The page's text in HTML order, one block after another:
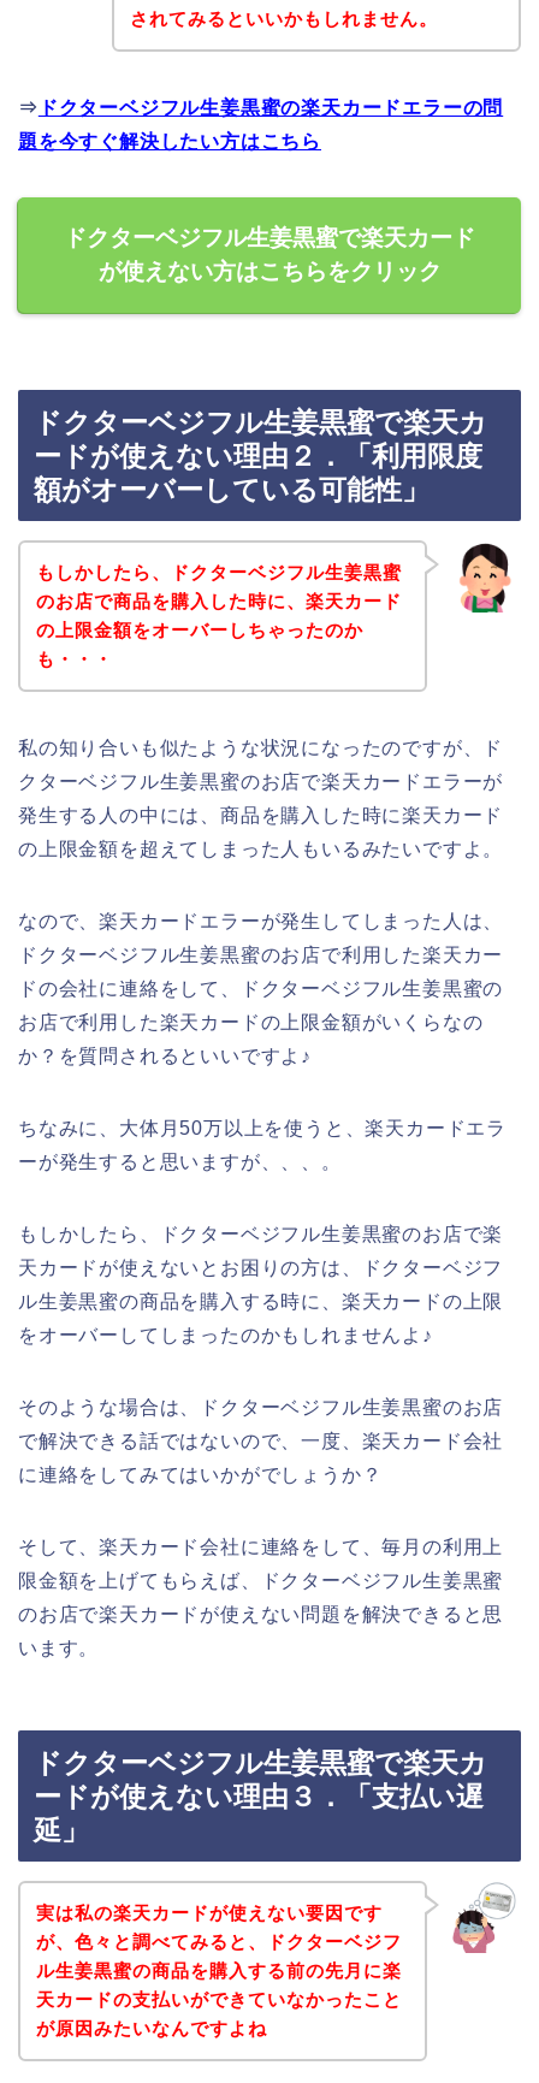
されてみるといいかもしれません。
⇒ ドクターベジフル生姜黒蜜の楽天カードエラーの問
題を今すぐ解決したい方はこちら
ドクターベジフル生姜黒蜜で楽天カード
が使えない方はこちらをクリック
ドクターベジフル生姜黒蜜で楽天カ
ードが使えない理由２．「利用限度
額がオーバーしている可能性」
もしかしたら、ドクターベジフル生姜黒蜜
のお店で商品を購入した時に、楽天カード
の上限金額をオーバーしちゃったのか
も・・・
私の知り合いも似たような状況になったのですが、ド
クターベジフル生姜黒蜜のお店で楽天カードエラーが
発生する人の中には、商品を購入した時に楽天カード
の上限金額を超えてしまった人もいるみたいですよ。
なので、楽天カードエラーが発生してしまった人は、
ドクターベジフル生姜黒蜜のお店で利用した楽天カー
ドの会社に連絡をして、ドクターベジフル生姜黒蜜の
お店で利用した楽天カードの上限金額がいくらなの
か？を質問されるといいですよ♪
ちなみに、大体月50万以上を使うと、楽天カードエラ
ーが発生すると思いますが、、、。
もしかしたら、ドクターベジフル生姜黒蜜のお店で楽
天カードが使えないとお困りの方は、ドクターベジフ
ル生姜黒蜜の商品を購入する時に、楽天カードの上限
をオーバーしてしまったのかもしれませんよ♪
そのような場合は、ドクターベジフル生姜黒蜜のお店
で解決できる話ではないので、一度、楽天カード会社
に連絡をしてみてはいかがでしょうか？
そして、楽天カード会社に連絡をして、毎月の利用上
限金額を上げてもらえば、ドクターベジフル生姜黒蜜
のお店で楽天カードが使えない問題を解決できると思
います。
ドクターベジフル生姜黒蜜で楽天カ
ードが使えない理由３．「支払い遅
延」
実は私の楽天カードが使えない要因です
が、色々と調べてみると、ドクターベジフ
ル生姜黒蜜の商品を購入する前の先月に楽
天カードの支払いができていなかったこと
が原因みたいなんですよね